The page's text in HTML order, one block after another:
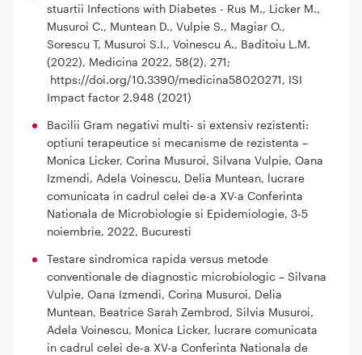
stuartii Infections with Diabetes - Rus M., Licker M.,
Musuroi C., Muntean D., Vulpie S., Magiar O.,
Sorescu T, Musuroi S.I., Voinescu A., Baditoiu L.M.
(2022), Medicina 2022, 58(2), 271;
https://doi.org/10.3390/medicina58020271, ISI
Impact factor 2.948 (2021)
Bacilii Gram negativi multi- si extensiv rezistenti:
optiuni terapeutice si mecanisme de rezistenta –
Monica Licker, Corina Musuroi, Silvana Vulpie, Oana
Izmendi, Adela Voinescu, Delia Muntean, lucrare
comunicata in cadrul celei de-a XV-a Conferinta
Nationala de Microbiologie si Epidemiologie, 3-5
noiembrie, 2022, Bucuresti
Testare sindromica rapida versus metode
conventionale de diagnostic microbiologic – Silvana
Vulpie, Oana Izmendi, Corina Musuroi, Delia
Muntean, Beatrice Sarah Zembrod, Silvia Musuroi,
Adela Voinescu, Monica Licker, lucrare comunicata
in cadrul celei de-a XV-a Conferinta Nationala de